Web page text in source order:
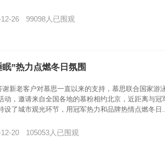
26
99098人已围观
”热力点燃冬日氛围
谢新老客户对慕思一直以来的支持，慕思联合国家游
动，邀请来自全国各地的慕粉相约北京，近距离与冠
设了城市观光环节，用冠军热力和品牌热情点燃冬日...
20 105053人已围观